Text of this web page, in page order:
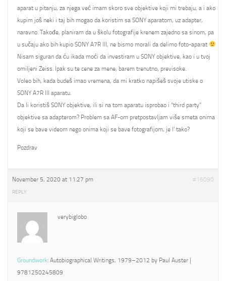
aparat u pitanju, za njega već imam skoro sve objektive koji mi trebaju, a i ako
kupim još neki i taj bih mogao da koristim sa SONY aparatom, uz adapter,
naravno. Takođe, planiram da u školu fotografije krenem zajedno sa sinom, pa
u sučaju ako bih kupio SONY A7R III, ne bismo morali da delimo foto-aparat
Nisam siguran da ću ikada moći da investiram u SONY objektive, kao i u tvoj
omiljeni Zeiss. Ipak su te cene za mene, barem trenutno, previsoke.
Voleo bih, kada budeš imao vremena, da mi kratko napišeš svoje utiske o
SONY A7R III aparatu.
Da li koristiš SONY objektive, ili si na tom aparatu isprobao i “third party”
objektive sa adapterom? Problem sa AF-om pretpostavljam više smeta onima
koji se bave videom nego onima koji se bave fotografijom, je l’ tako?
Pozdrav
November 5, 2020 at 11:27 pm #16090
REPLY
verybiglobo
Groundwork: Autobiographical Writings, 1979–2012 by Paul Auster |
9781250245809